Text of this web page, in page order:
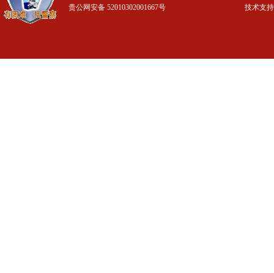
贵公网安备 52010302001667号
技术支